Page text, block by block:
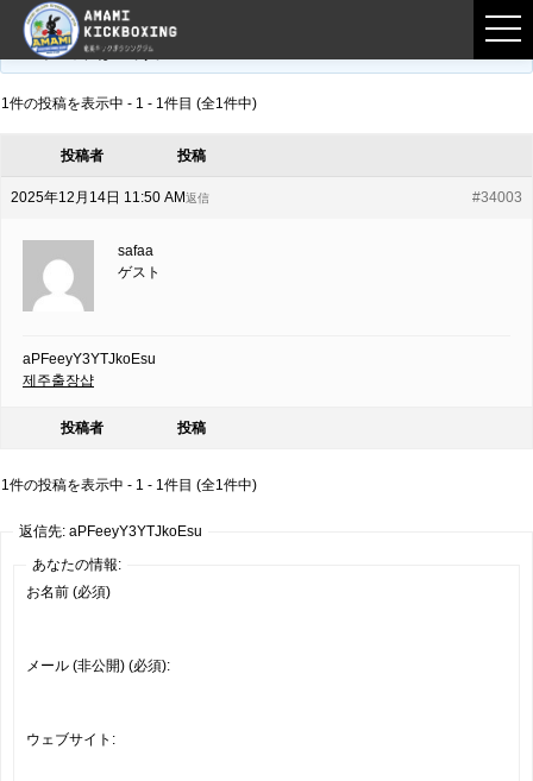
フロントページ › フォーラム
このトピックは空です。
1件の投稿を表示中 - 1 - 1件目 (全1件中)
投稿者 投稿
2025年12月14日 11:50 AM #34003
返信
safaa
ゲスト
aPFeeyY3YTJkoEsu
제주출장샵
投稿者 投稿
1件の投稿を表示中 - 1 - 1件目 (全1件中)
返信先: aPFeeyY3YTJkoEsu
あなたの情報:
お名前 (必須)
メール (非公開) (必須):
ウェブサイト: